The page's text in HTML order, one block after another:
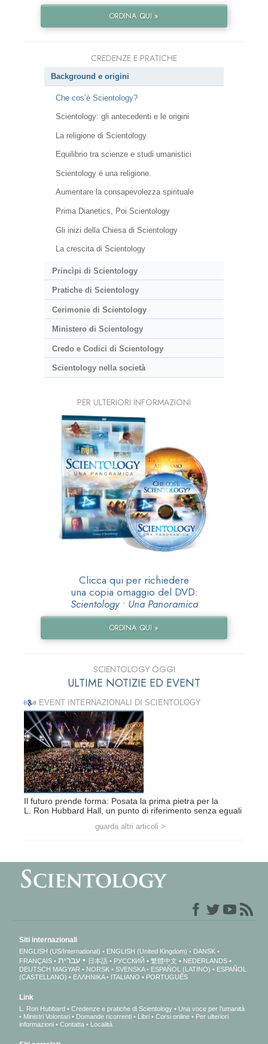
ORDINA QUI »
CREDENZE E PRATICHE
Background e origini
Che cos’è Scientology?
Scientology: gli antecedenti e le origini
La religione di Scientology
Equilibrio tra scienze e studi umanistici
Scientology è una religione.
Aumentare la consapevolezza spirituale
Prima Dianetics, Poi Scientology
Gli inizi della Chiesa di Scientology
La crescita di Scientology
Princìpi di Scientology
Pratiche di Scientology
Cerimonie di Scientology
Ministero di Scientology
Credo e Codici di Scientology
Scientology nella società
PER ULTERIORI INFORMAZIONI
Clicca qui per richiedere
una copia omaggio del DVD:
Scientology • Una Panoramica
ORDINA QUI »
SCIENTOLOGY OGGI
ULTIME NOTIZIE ED EVENT
EVENT INTERNAZIONALI DI SCIENTOLOGY
Il futuro prende forma: Posata la prima pietra per la
L. Ron Hubbard Hall, un punto di riferimento senza eguali
guarda altri articoli >
Siti internazionali
ENGLISH (US/International) ENGLISH (United Kingdom)
DANSK
FRANÇAIS
עברית 日本語 РУССКИЙ 繁體中文
NEDERLANDS
DEUTSCH MAGYAR NORSK SVENSKA ESPAÑOL (LATINO)
ESPAÑOL
(CASTELLANO)
ΕΛΛΗΝΙΚA ITALIANO PORTUGUÊS
Link
L. Ron Hubbard Credenze e pratiche di Scientology
Una voce per l’umanità
Ministri Volontari
Domande ricorrenti Libri Corsi online
Per ulteriori
informazioni
Contatta Località